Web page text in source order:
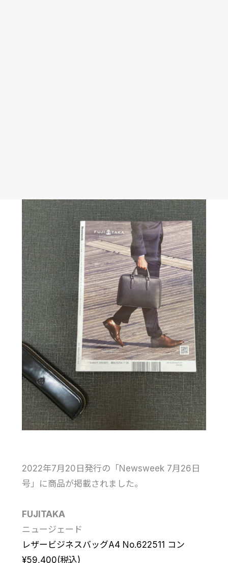
2022年7月20日発行の「Newsweek 7月26日
号」に商品が掲載されました。
FUJITAKA
ニュージェード
レザービジネスバッグA4 No.622511 コン
¥59,400(税込)